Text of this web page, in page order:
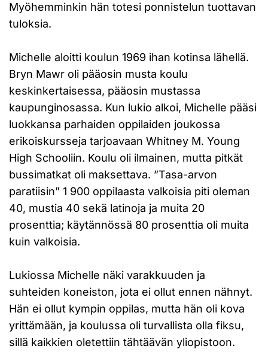
Myöhemminkin hän totesi ponnistelun tuottavan
tuloksia.
Michelle aloitti koulun 1969 ihan kotinsa lähellä.
Bryn Mawr oli pääosin musta koulu
keskinkertaisessa, pääosin mustassa
kaupunginosassa. Kun lukio alkoi, Michelle pääsi
luokkansa parhaiden oppilaiden joukossa
erikoiskursseja tarjoavaan Whitney M. Young
High Schooliin. Koulu oli ilmainen, mutta pitkät
bussimatkat oli maksettava. ”Tasa-arvon
paratiisin” 1 900 oppilaasta valkoisia piti oleman
40, mustia 40 sekä latinoja ja muita 20
prosenttia; käytännössä 80 prosenttia oli muita
kuin valkoisia.
Lukiossa Michelle näki varakkuuden ja
suhteiden koneiston, jota ei ollut ennen nähnyt.
Hän ei ollut kympin oppilas, mutta hän oli kova
yrittämään, ja koulussa oli turvallista olla fiksu,
sillä kaikkien oletettiin tähtäävän yliopistoon.